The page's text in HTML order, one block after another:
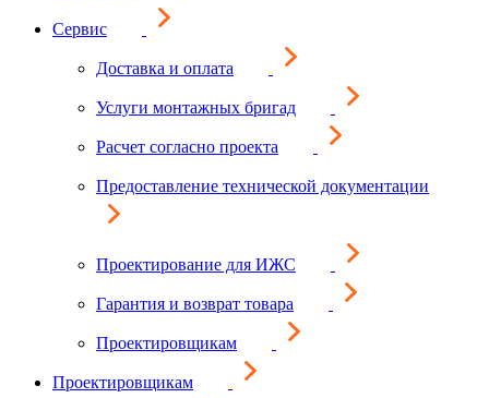
Сервис
Доставка и оплата
Услуги монтажных бригад
Расчет согласно проекта
Предоставление технической документации
Проектирование для ИЖС
Гарантия и возврат товара
Проектировщикам
Проектировщикам